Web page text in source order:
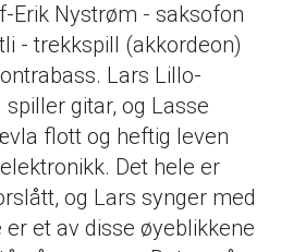
Erik Nystrøm - saksofon
- trekkspill (akkordeon)
Lars Lillo-
gitar, og Lasse
flott og heftig leven
Det hele er
og Lars synger med
et av disse øyeblikkene